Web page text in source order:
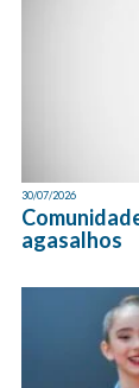
30/07/2026
agasalhos